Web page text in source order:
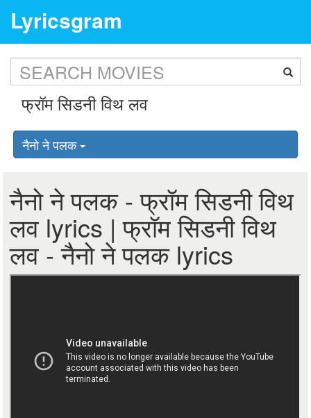
Lyricsgram
नैनो ने पलक
नैनो ने पलक - फ्रॉम सिडनी विथ
लव lyrics | फ्रॉम सिडनी विथ
लव - नैनो ने पलक lyrics